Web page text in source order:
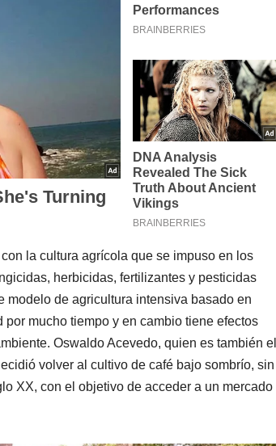
la cultura agrícola que se impuso en los
herbicidas, fertilizantes y pesticidas
modelo de agricultura intensiva basado en
mucho tiempo y en cambio tiene efectos
Oswaldo Acevedo, quien es también el
volver al cultivo de café bajo sombrío, sin
XX, con el objetivo de acceder a un mercado